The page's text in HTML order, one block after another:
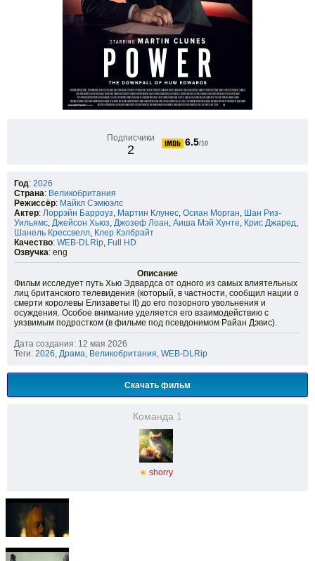
Подписчики
2
6.5/10
Год: 2026
Страна: Великобритания
Режиссёр: Майкл Сэмюэлс
Актер: Лоррэйн Барроуз, Мартин Клунес, Осиан Морган, Шан Риз-
Уильямс, Джейсон Хьюз, Джозеф Лоан, Аиша Мэй Хунте, Крис Джаред,
Шанель Крессвелл, Клер Кэлбрайт
Качество: WEB-DLRip, Full HD
Озвучка: eng
Описание
Фильм исследует путь Хью Эдвардса от одного из самых влиятельных
лиц британского телевидения (который, в частности, сообщил нации о
смерти королевы Елизаветы II) до его позорного увольнения и
осуждения. Особое внимание уделяется его взаимодействию с
уязвимым подростком (в фильме под псевдонимом Райан Дэвис).
Дата создания: 12 мая 2026
Теги: 2026, Драма, Великобритания, WEB-DLRip
Скачать фильм
Команда 1
★ shorry